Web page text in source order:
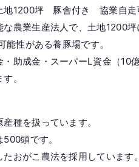
地1200坪 豚舎付き 協業自走
農業生産法人で、土地1200
性がある養豚場です。
・助成金・スーパーL資金（10
。
種を扱っています。
頭です。
おがこ農法を採用しています。